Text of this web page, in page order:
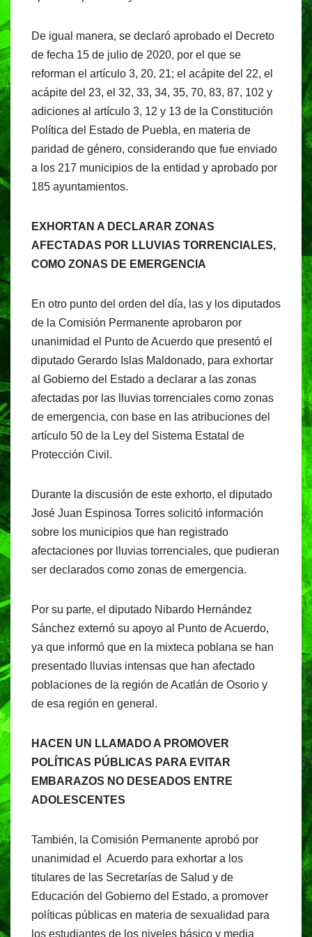
De igual manera, se declaró aprobado el Decreto
de fecha 15 de julio de 2020, por el que se
reforman el artículo 3, 20, 21; el acápite del 22, el
acápite del 23, el 32, 33, 34, 35, 70, 83, 87, 102 y
adiciones al artículo 3, 12 y 13 de la Constitución
Política del Estado de Puebla, en materia de
paridad de género, considerando que fue enviado
a los 217 municipios de la entidad y aprobado por
185 ayuntamientos.
EXHORTAN A DECLARAR ZONAS
AFECTADAS POR LLUVIAS TORRENCIALES,
COMO ZONAS DE EMERGENCIA
En otro punto del orden del día, las y los diputados
de la Comisión Permanente aprobaron por
unanimidad el Punto de Acuerdo que presentó el
diputado Gerardo Islas Maldonado, para exhortar
al Gobierno del Estado a declarar a las zonas
afectadas por las lluvias torrenciales como zonas
de emergencia, con base en las atribuciones del
artículo 50 de la Ley del Sistema Estatal de
Protección Civil.
Durante la discusión de este exhorto, el diputado
José Juan Espinosa Torres solicitó información
sobre los municipios que han registrado
afectaciones por lluvias torrenciales, que pudieran
ser declarados como zonas de emergencia.
Por su parte, el diputado Nibardo Hernández
Sánchez externó su apoyo al Punto de Acuerdo,
ya que informó que en la mixteca poblana se han
presentado lluvias intensas que han afectado
poblaciones de la región de Acatlán de Osorio y
de esa región en general.
HACEN UN LLAMADO A PROMOVER
POLÍTICAS PÚBLICAS PARA EVITAR
EMBARAZOS NO DESEADOS ENTRE
ADOLESCENTES
También, la Comisión Permanente aprobó por
unanimidad el Acuerdo para exhortar a los
titulares de las Secretarías de Salud y de
Educación del Gobierno del Estado, a promover
políticas públicas en materia de sexualidad para
los estudiantes de los niveles básico y media